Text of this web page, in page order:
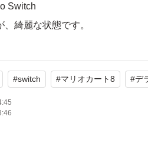
Switch
、綺麗な状態です。
ます。
#switch #マリオカート8 #デ